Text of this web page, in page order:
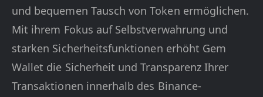
und bequemen Tausch von Token ermöglichen.
Mit ihrem Fokus auf Selbstverwahrung und
starken Sicherheitsfunktionen erhöht Gem
Wallet die Sicherheit und Transparenz Ihrer
Transaktionen innerhalb des Binance-